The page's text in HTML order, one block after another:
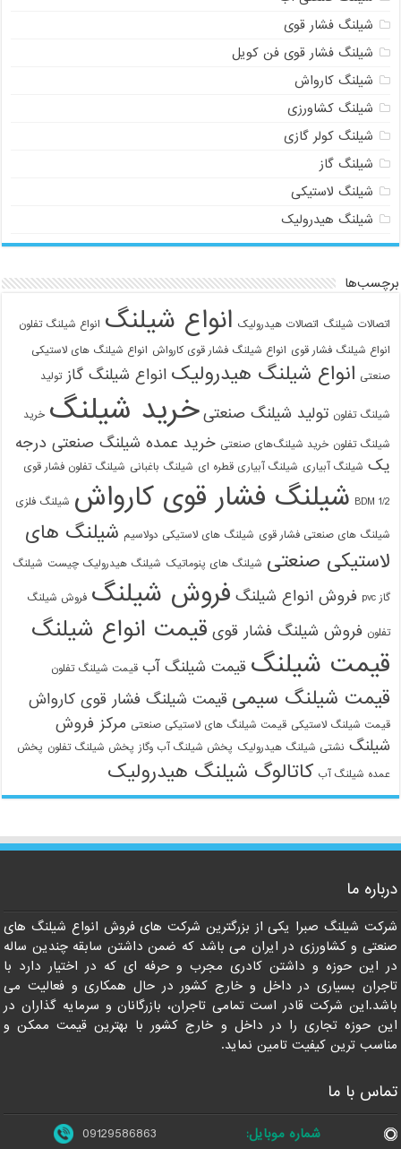
شیلنگ فشار قوی
شیلنگ فشار قوی فن کویل
شیلنگ کارواش
شیلنگ کشاورزی
شیلنگ کولر گازی
شیلنگ گاز
شیلنگ لاستیکی
شیلنگ هیدرولیک
برچسب‌ها
اتصالات شیلنگ اتصالات هیدرولیک انواع شیلنگ انواع شیلنگ تفلون
انواع شیلنگ فشار قوی انواع شیلنگ فشار قوی کارواش انواع شیلنگ های لاستیکی
صنعتی انواع شیلنگ هیدرولیک انواع شیلنگ گاز تولید
شیلنگ تفلون تولید شیلنگ صنعتی خرید شیلنگ خرید
شیلنگ تفلون خرید شیلنگ‌های صنعتی خرید عمده شیلنگ صنعتی درجه
یک شیلنگ آبیاری شیلنگ آبیاری قطره ای شیلنگ باغبانی شیلنگ تفلون فشار قوی
1/2 BDM شیلنگ فشار قوی کارواش شیلنگ فلزی
شیلنگ های صنعتی فشار قوی شیلنگ های لاستیکی دولاسیم شیلنگ های
لاستیکی صنعتی شیلنگ های پنوماتیک شیلنگ هیدرولیک چیست شیلنگ
گاز pvc فروش انواع شیلنگ فروش شیلنگ فروش شیلنگ
تفلون فروش شیلنگ فشار قوی قیمت انواع شیلنگ
قیمت شیلنگ قیمت شیلنگ آب قیمت شیلنگ تفلون
قیمت شیلنگ سیمی قیمت شیلنگ فشار قوی کارواش
قیمت شیلنگ لاستیکی قیمت شیلنگ های لاستیکی صنعتی مرکز فروش
شیلنگ نشتی شیلنگ هیدرولیک پخش شیلنگ آب وگاز پخش شیلنگ تفلون پخش
عمده شیلنگ آب کاتالوگ شیلنگ هیدرولیک
درباره ما
شرکت شیلنگ صبرا یکی از بزرگترین شرکت های فروش انواع شیلنگ های
صنعتی و کشاورزی در ایران می باشد که ضمن داشتن سابقه چندین ساله
در این حوزه و داشتن کادری مجرب و حرفه ای که در اختیار دارد با
تاجران بسیاری در داخل و خارج کشور در حال همکاری و فعالیت می
باشد.این شرکت قادر است تمامی تاجران، بازرگانان و سرمایه گذاران در
این حوزه تجاری را در داخل و خارج کشور با بهترین قیمت ممکن و
مناسب ترین کیفیت تامین نماید.
تماس با ما
شماره موبایل: 09129586863
09129586863